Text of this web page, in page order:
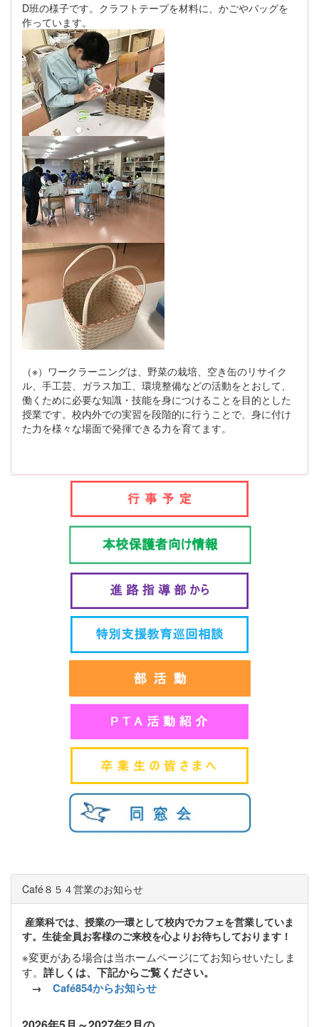
D班の様子です。クラフトテープを材料に、かごやバッグを
作っています。
（※）ワークラーニングは、野菜の栽培、空き缶のリサイク
ル、手工芸、ガラス加工、環境整備などの活動をとおして、
働くために必要な知識・技能を身につけることを目的とした
授業です。校内外での実習を段階的に行うことで、身に付け
た力を様々な場面で発揮できる力を育てます。
Café８５４営業のお知らせ
産業科では、授業の一環として校内でカフェを営業していま
す。生徒全員お客様のご来校を心よりお待ちしております！
※変更がある場合は当ホームページにてお知らせいたしま
す。 詳しくは、下記からご覧ください。
→ Café854からお知らせ